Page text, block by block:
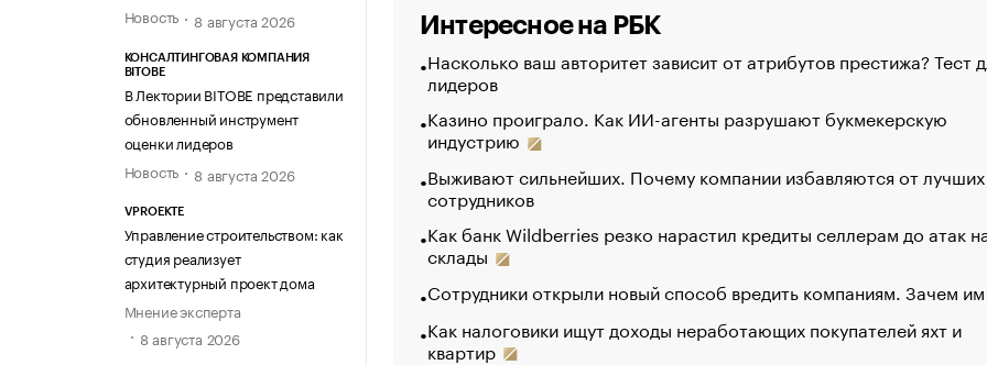
Новость
8 августа 2026
КОНСАЛТИНГОВАЯ КОМПАНИЯ
BITOBE
В Лектории BITOBE представили
обновленный инструмент
оценки лидеров
Новость
8 августа 2026
VPROEKTE
Управление строительством: как
студия реализует
архитектурный проект дома
Мнение эксперта
8 августа 2026
Интересное на РБК
Насколько ваш авторитет зависит от атрибутов престижа? Тест
лидеров
Казино проиграло. Как ИИ-агенты разрушают букмекерскую
индустрию
Выживают сильнейших. Почему компании избавляются от лучших
сотрудников
Как банк Wildberries резко нарастил кредиты селлерам до атак
склады
Сотрудники открыли новый способ вредить компаниям. Зачем
Как налоговики ищут доходы неработающих покупателей яхт и
квартир